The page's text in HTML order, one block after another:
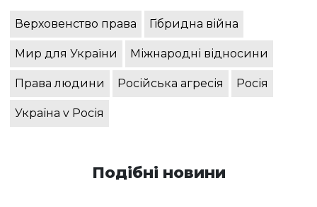
Верховенство права Гібридна війна
Мир для України Міжнародні відносини
Права людини Російська агресія Росія
Україна v Росія
Подібні новини